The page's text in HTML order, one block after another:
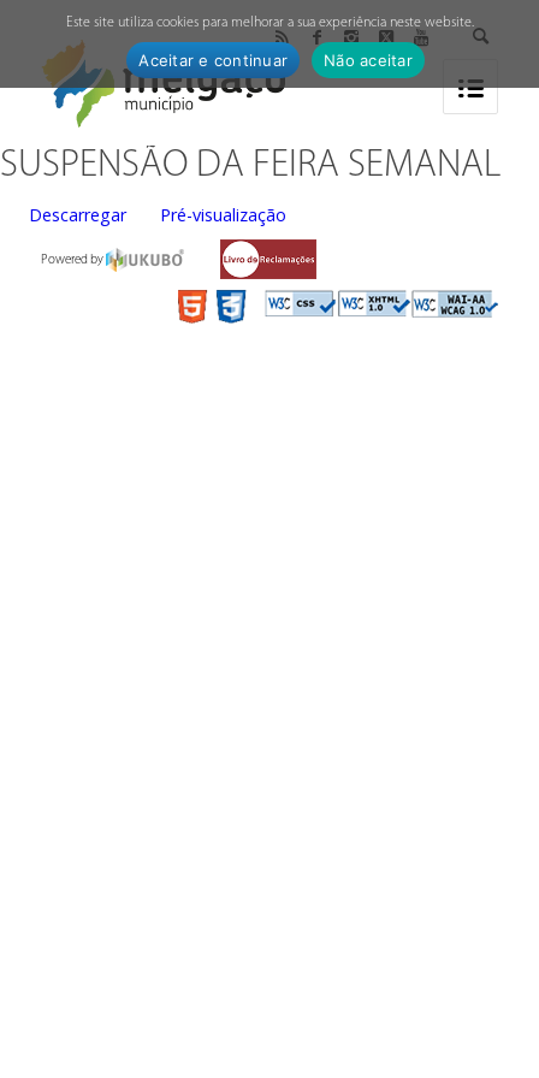
SUSPENSÃO DA FEIRA SEMANAL
Descarregar Pré-visualização
Powered by
Este site utiliza cookies para melhorar a sua experiência neste website.
Aceitar e continuar Não aceitar